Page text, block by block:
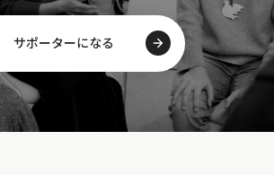
サポーターになる